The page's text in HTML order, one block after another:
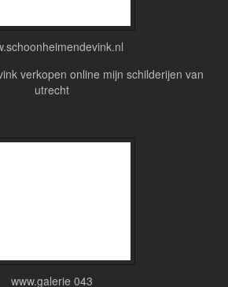
verkopen online mijn schilderijen van
utrecht
www.galerie 043